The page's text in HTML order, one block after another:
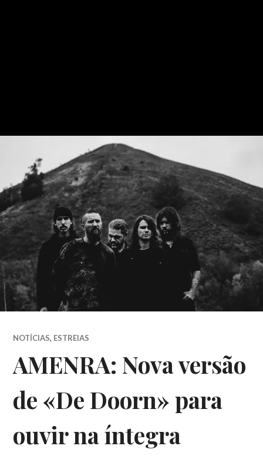
NOTÍCIAS, ESTREIAS
AMENRA: Nova versão
de «De Doorn» para
ouvir na íntegra